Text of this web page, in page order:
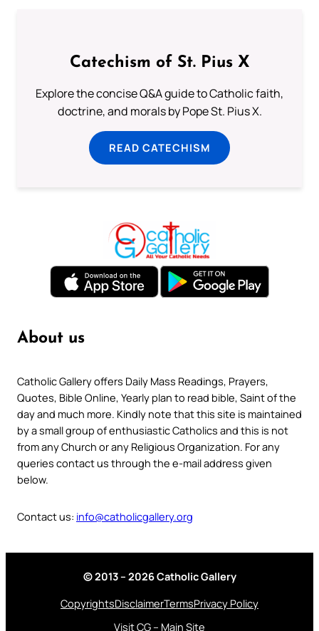
Catechism of St. Pius X
Explore the concise Q&A guide to Catholic faith,
doctrine, and morals by Pope St. Pius X.
READ CATECHISM
About us
Catholic Gallery offers Daily Mass Readings, Prayers,
Quotes, Bible Online, Yearly plan to read bible, Saint of the
day and much more. Kindly note that this site is maintained
by a small group of enthusiastic Catholics and this is not
from any Church or any Religious Organization. For any
queries contact us through the e-mail address given
below.
Contact us: info@catholicgallery.org
© 2013 – 2026 Catholic Gallery
CopyrightsDisclaimerTermsPrivacy Policy
Visit CG – Main Site